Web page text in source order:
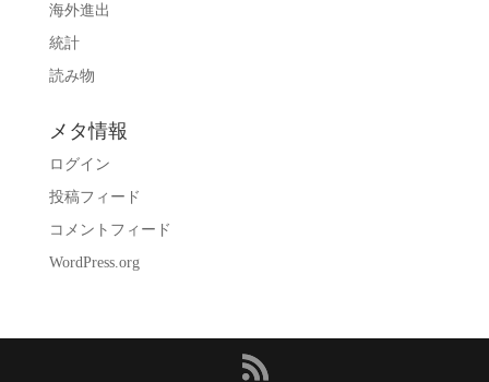
海外進出
統計
読み物
メタ情報
ログイン
投稿フィード
コメントフィード
WordPress.org